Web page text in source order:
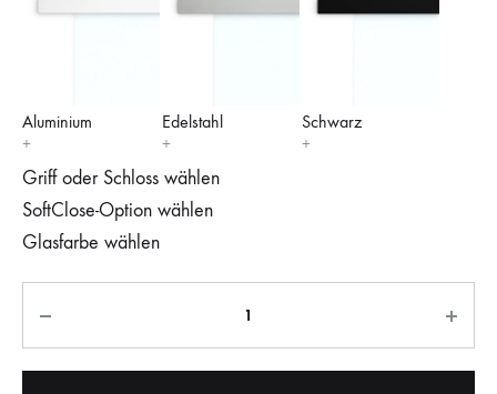
Aluminium Edelstahl Schwarz
Griff oder Schloss wählen
SoftClose-Option wählen
Glasfarbe wählen